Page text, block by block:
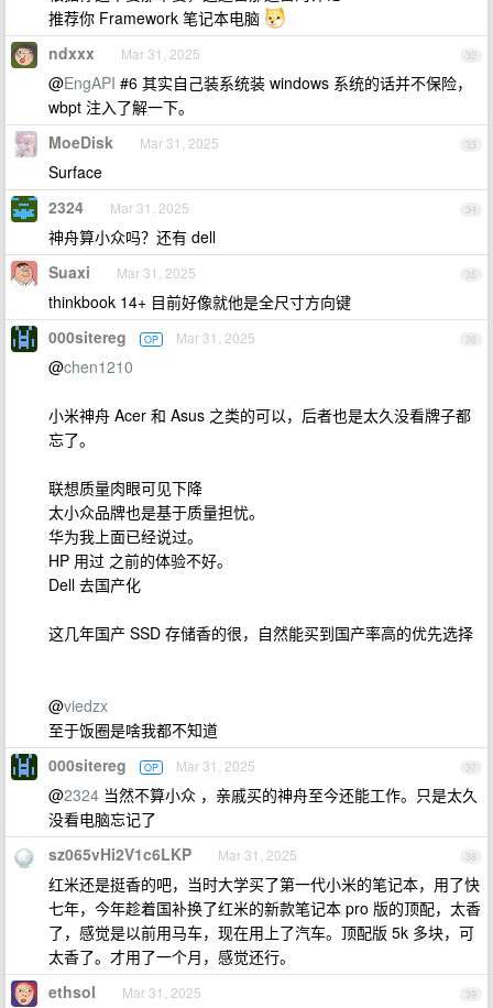
推荐你 Framework 笔记本电脑
32
ndxxx Mar 31, 2025
@EngAPI #6 其实自己装系统装 windows 系统的话并不保险，
wbpt 注入了解一下。
33
MoeDisk Mar 31, 2025
Surface
34
2324 Mar 31, 2025
神舟算小众吗？还有 dell
35
Suaxi Mar 31, 2025
thinkbook 14+ 目前好像就他是全尺寸方向键
36
000sitereg OP Mar 31, 2025
@chen1210
小米神舟 Acer 和 Asus 之类的可以，后者也是太久没看牌子都
忘了。
联想质量肉眼可见下降
太小众品牌也是基于质量担忧。
华为我上面已经说过。
HP 用过 之前的体验不好。
Dell 去国产化
这几年国产 SSD 存储香的很，自然能买到国产率高的优先选择
@viedzx
至于饭圈是啥我都不知道
37
000sitereg OP Mar 31, 2025
@2324 当然不算小众 ，亲戚买的神舟至今还能工作。只是太久
没看电脑忘记了
38
sz065vHi2V1c6LKP Mar 31, 2025
红米还是挺香的吧，当时大学买了第一代小米的笔记本，用了快
七年，今年趁着国补换了红米的新款笔记本 pro 版的顶配，太香
了，感觉是以前用马车，现在用上了汽车。顶配版 5k 多块，可
太香了。才用了一个月，感觉还行。
39
ethsol Mar 31, 2025